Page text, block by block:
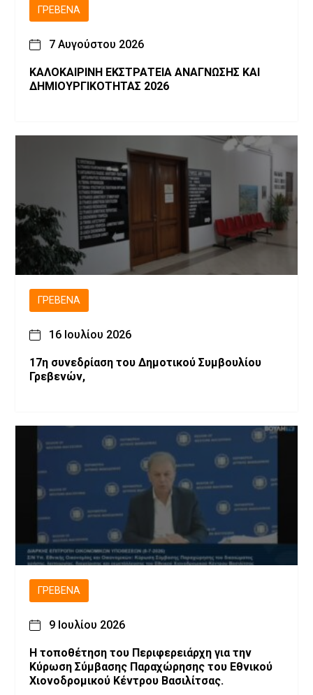
ΓΡΕΒΕΝΆ
7 Αυγούστου 2026
ΚΑΛΟΚΑΙΡΙΝΗ ΕΚΣΤΡΑΤΕΙΑ ΑΝΑΓΝΩΣΗΣ ΚΑΙ
ΔΗΜΙΟΥΡΓΙΚΟΤΗΤΑΣ 2026
ΓΡΕΒΕΝΆ
16 Ιουλίου 2026
17η συνεδρίαση του Δημοτικού Συμβουλίου
Γρεβενών,
ΓΡΕΒΕΝΆ
9 Ιουλίου 2026
Η τοποθέτηση του Περιφερειάρχη για την
Κύρωση Σύμβασης Παραχώρησης του Εθνικού
Χιονοδρομικού Κέντρου Βασιλίτσας.